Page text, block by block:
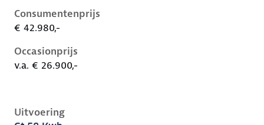
Consumentenprijs
€ 42.980,-
Occasionprijs
v.a. € 26.900,-
Uitvoering